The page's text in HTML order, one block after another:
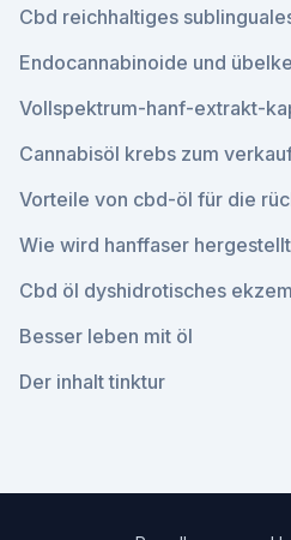
Cbd reichhaltiges
Endocannabinoide und
Vollspektrum-hanf-extrakt-
Cannabisöl krebs zum
Vorteile von cbd-öl für die
Wie wird hanffaser hergestellt_
Cbd öl dyshidrotisches ekzem
Besser leben mit öl
Der inhalt tinktur